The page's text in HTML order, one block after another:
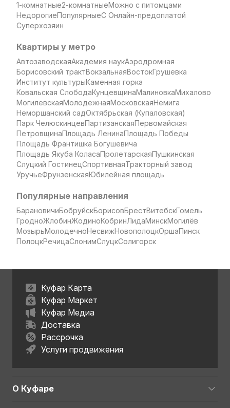
1-комнатные2-комнатныеМожно с питомцами
НедорогиеПопулярныеС Онлайн-предоплатой
Суперхозяин
Квартиры у метро
АвтозаводскаяАкадемия наукАэродромная
Борисовский трактВокзальнаяВостокГрушевка
Институт культурыКаменная горка
Ковальская СлободаКунцевщинаМалиновкаМихалово
МогилевскаяМолодежнаяМосковскаяНемига
Неморшанский садОктябрьская (Купаловская)
Парк ЧелюскинцевПартизанскаяПервомайская
ПетровщинаПлощадь ЛенинаПлощадь Победы
Площадь Франтишка Богушевича
Площадь Якуба КоласаПролетарскаяПушкинская
Слуцкий ГостинецСпортивнаяТракторный завод
УручьеФрунзенскаяЮбилейная площадь
Популярные направления
БарановичиБобруйскБорисовБрестВитебскГомель
ГродноЖлобинЖодиноКобринЛидаМинскМогилёв
МозырьМолодечноНесвижНовополоцкОршаПинск
ПолоцкРечицаСлонимСлуцкСолигорск
Куфар Карта
Куфар Маркет
Куфар Медиа
Доставка
Рассрочка
Услуги продвижения
О Куфаре